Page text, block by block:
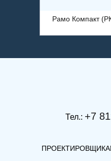
Рамо Компакт
Тел.: +7